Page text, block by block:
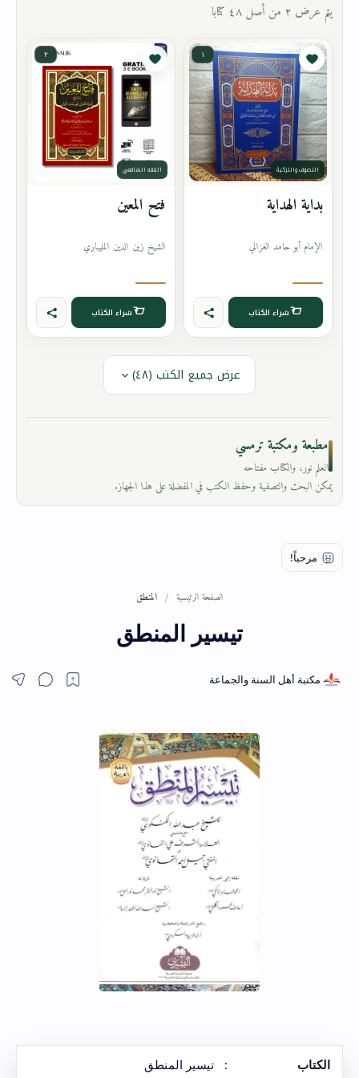
يتم عرض ٢ من أصل ٤٨ كتابا
١
التصوف والتزكية
بداية الهداية
الإمام أبو حامد الغزالي
شراء الكتاب
٢
الفقه الشافعي
فتح المعين
الشيخ زين الدين المليباري
شراء الكتاب
عرض جميع الكتب (٤٨)
مطبعة ومكتبة ترمسي
العلم نور، والكتاب مفتاحه
يمكن البحث والتصفية وحفظ الكتب في المفضلة على هذا الجهاز.
الصفحة الرئيسية المنطق
تيسير المنطق
الكتاب : تيسير المنطق